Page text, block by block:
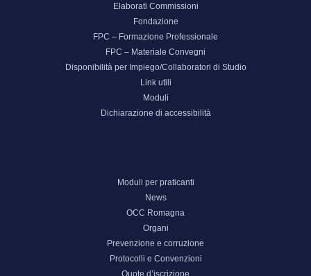
Elaborati Commissioni
Fondazione
FPC – Formazione Professionale
FPC – Materiale Convegni
Disponibilità per Impiego/Collaboratori di Studio
Link utili
Moduli
Dichiarazione di accessibilità
Moduli per praticanti
News
OCC Romagna
Organi
Prevenzione e corruzione
Protocolli e Convenzioni
Quote d’iscrizione